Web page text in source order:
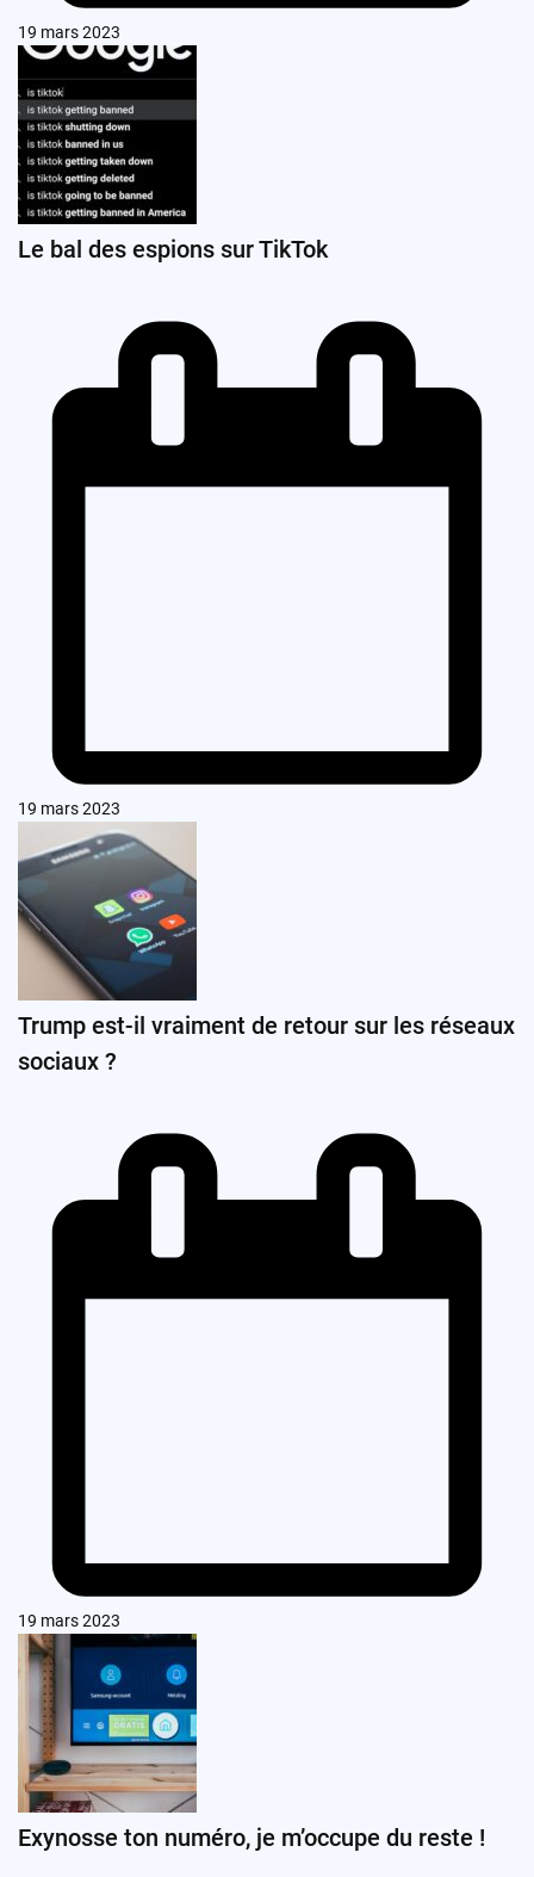
19 mars 2023
Le bal des espions sur TikTok
19 mars 2023
Trump est-il vraiment de retour sur les réseaux
sociaux ?
19 mars 2023
Exynosse ton numéro, je m’occupe du reste !